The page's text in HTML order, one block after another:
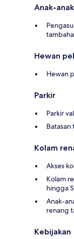
Anak-
Hewan
Hewan
Parkir
Parkir
Kolam
Akses
Kolam
hingga
Anak-
renang
Kebijakan